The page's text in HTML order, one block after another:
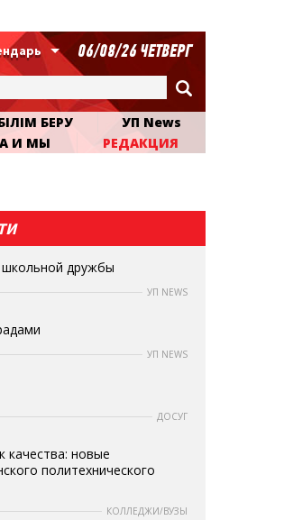
06/08/26 ЧЕТВЕРГ
БЕРУ
УП News
И МЫ РЕДАКЦИЯ
дружбы
УП NEWS
УП NEWS
ДОСУГ
качества: новые
политехнического
КОЛЛЕДЖИ/ВУЗЫ